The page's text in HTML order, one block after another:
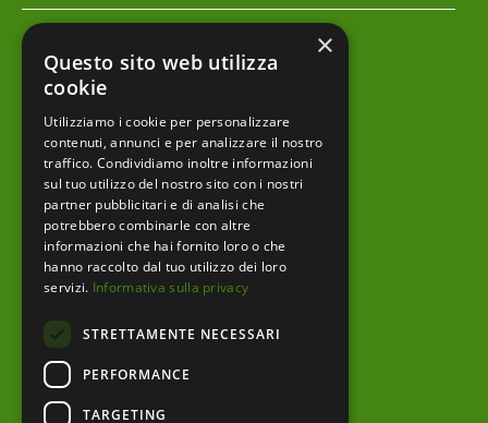
MULTIMEDIA
Notizie
Archivio news
Prodotti editoriali
menu footer
Ente
Amministrazione trasparente
Albo pretorio
Bandi e Avvisi
×
Questo sito web utilizza
cookie
Utilizziamo i cookie per personalizzare
contenuti, annunci e per analizzare il nostro
traffico. Condividiamo inoltre informazioni
sul tuo utilizzo del nostro sito con i nostri
partner pubblicitari e di analisi che
potrebbero combinarle con altre
informazioni che hai fornito loro o che
hanno raccolto dal tuo utilizzo dei loro
servizi. Informativa sulla privacy
STRETTAMENTE NECESSARI
PERFORMANCE
TARGETING